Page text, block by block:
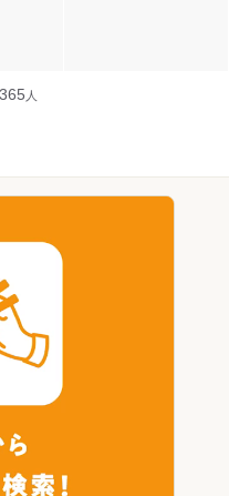
人